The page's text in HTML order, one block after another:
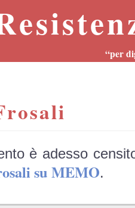
“per
è adesso
su MEMO.